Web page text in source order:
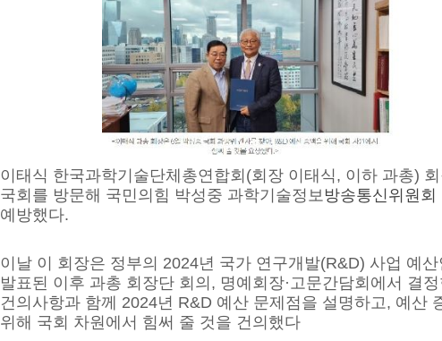
이태식 한국과학기술단체총연합회(회장 이태식, 이하 과총)
국회를 방문해 국민의힘 박성중 과학기술정보방송통신위원회
예방했다.
이날 이 회장은 정부의 2024년 국가 연구개발(R&D) 사업 예산
발표된 이후 과총 회장단 회의, 명예회장·고문간담회에서 결
건의사항과 함께 2024년 R&D 예산 문제점을 설명하고, 예산
위해 국회 차원에서 힘써 줄 것을 건의했다